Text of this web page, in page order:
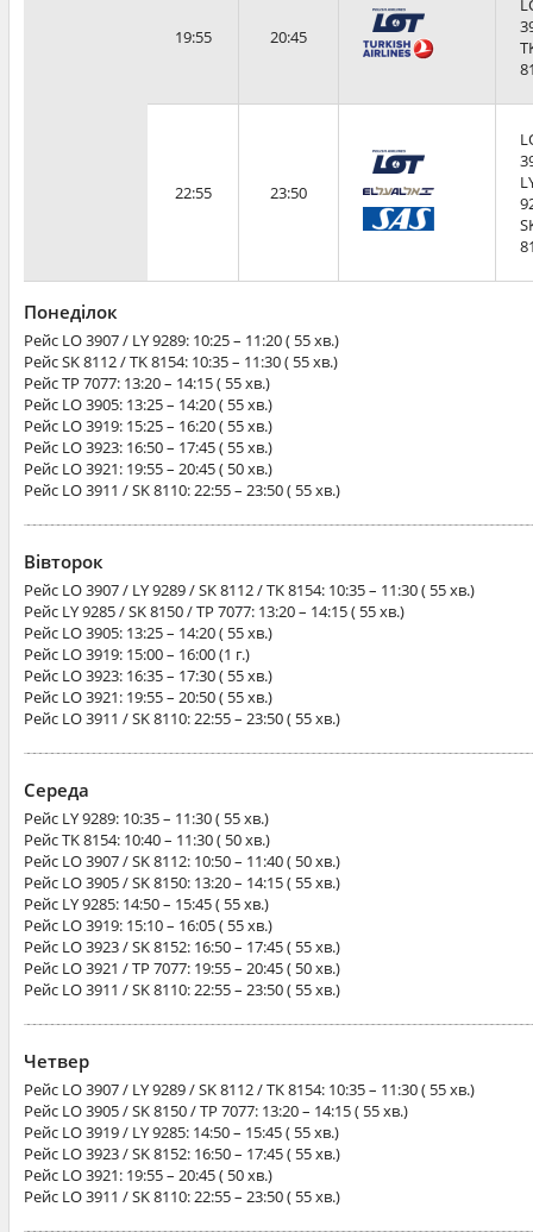
19:55 20:45
22:55 23:50
Понеділок
Рейс LO 3907 / LY 9289: 10:25 – 11:20 ( 55 хв.)
РейсSK 8112 / TK 8154: 10:35 – 11:30 ( 55 хв.)
РейсTP 7077: 13:20 – 14:15 ( 55 хв.)
Рейс LO 3905: 13:25 – 14:20 ( 55 хв.)
Рейс LO 3919: 15:25 – 16:20 ( 55 хв.)
Рейс LO 3923: 16:50 – 17:45 ( 55 хв.)
Рейс LO 3921: 19:55 – 20:45 ( 50 хв.)
Рейс LO 3911 / SK 8110: 22:55 – 23:50 ( 55 хв.)
Вівторок
Рейс LO 3907 / LY 9289 / SK 8112 / TK 8154: 10:35 – 11:30 ( 55 хв.)
Рейс LY 9285 / SK 8150 / TP 7077: 13:20 – 14:15 ( 55 хв.)
Рейс LO 3905: 13:25 – 14:20 ( 55 хв.)
Рейс LO 3919: 15:00 – 16:00 (1 г.)
Рейс LO 3923: 16:35 – 17:30 ( 55 хв.)
Рейс LO 3921: 19:55 – 20:50 ( 55 хв.)
Рейс LO 3911 / SK 8110: 22:55 – 23:50 ( 55 хв.)
Середа
Рейс LY 9289: 10:35 – 11:30 ( 55 хв.)
РейсTK 8154: 10:40 – 11:30 ( 50 хв.)
Рейс LO 3907 / SK 8112: 10:50 – 11:40 ( 50 хв.)
Рейс LO 3905 / SK 8150: 13:20 – 14:15 ( 55 хв.)
Рейс LY 9285: 14:50 – 15:45 ( 55 хв.)
Рейс LO 3919: 15:10 – 16:05 ( 55 хв.)
Рейс LO 3923 / SK 8152: 16:50 – 17:45 ( 55 хв.)
Рейс LO 3921 / TP 7077: 19:55 – 20:45 ( 50 хв.)
Рейс LO 3911 / SK 8110: 22:55 – 23:50 ( 55 хв.)
Четвер
Рейс LO 3907 / LY 9289 / SK 8112 / TK 8154: 10:35 – 11:30 ( 55 хв.)
Рейс LO 3905 / SK 8150 / TP 7077: 13:20 – 14:15 ( 55 хв.)
Рейс LO 3919 / LY 9285: 14:50 – 15:45 ( 55 хв.)
Рейс LO 3923 / SK 8152: 16:50 – 17:45 ( 55 хв.)
Рейс LO 3921: 19:55 – 20:45 ( 50 хв.)
Рейс LO 3911 / SK 8110: 22:55 – 23:50 ( 55 хв.)